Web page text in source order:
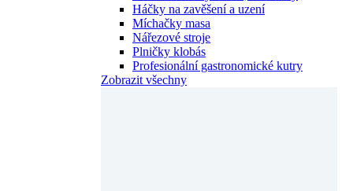
Háčky na zavěšení a uzení
Míchačky masa
Nářezové stroje
Plničky klobás
Profesionální gastronomické kutry
Zobrazit všechny